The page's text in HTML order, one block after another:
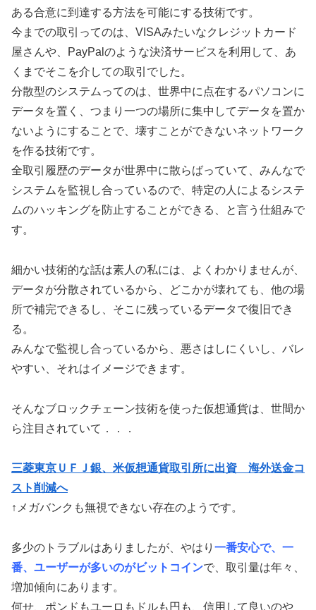
ある合意に到達する方法を可能にする技術です。
今までの取引ってのは、VISAみたいなクレジットカード
屋さんや、PayPalのような決済サービスを利用して、あ
くまでそこを介しての取引でした。
分散型のシステムってのは、世界中に点在するパソコンに
データを置く、つまり一つの場所に集中してデータを置か
ないようにすることで、壊すことができないネットワーク
を作る技術です。
全取引履歴のデータが世界中に散らばっていて、みんなで
システムを監視し合っているので、特定の人によるシステ
ムのハッキングを防止することができる、と言う仕組みで
す。
細かい技術的な話は素人の私には、よくわかりませんが、
データが分散されているから、どこかが壊れても、他の場
所で補完できるし、そこに残っているデータで復旧でき
る。
みんなで監視し合っているから、悪さはしにくいし、バレ
やすい、それはイメージできます。
そんなブロックチェーン技術を使った仮想通貨は、世間か
ら注目されていて．．．
三菱東京ＵＦＪ銀、米仮想通貨取引所に出資 海外送金コ
スト削減へ
↑メガバンクも無視できない存在のようです。
多少のトラブルはありましたが、やはり 一番安心で、一
番、ユーザーが多いのがビットコインで、取引量は年々、
増加傾向にあります。
何せ、ポンドもユーロもドルも円も、信用して良いのや